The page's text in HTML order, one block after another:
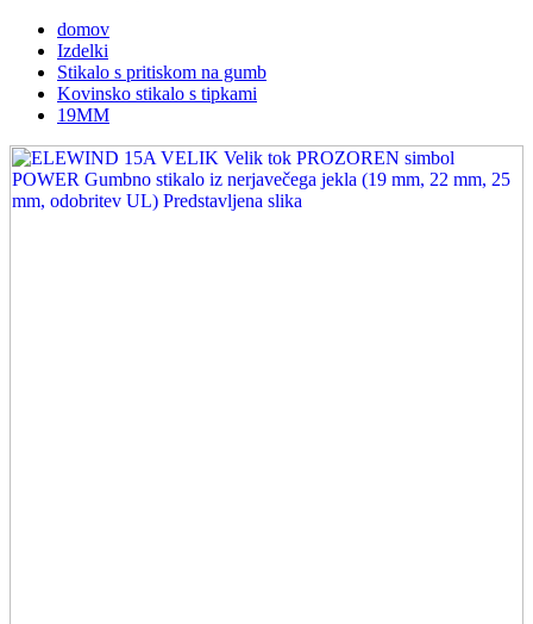
domov
Izdelki
Stikalo s pritiskom na gumb
Kovinsko stikalo s tipkami
19MM